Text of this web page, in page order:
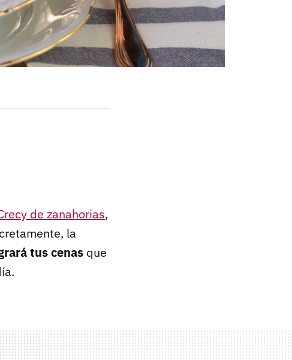
de zanahorias,
la
tus cenas que